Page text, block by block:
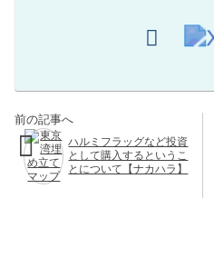
ハルミフラッグなど投資
として購入するというこ
とについて【ナカハラ】